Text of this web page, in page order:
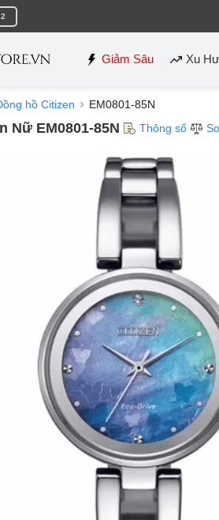
Giảm Sâu Xu
hồ Citizen EM0801-85N
Nữ EM0801-85N Thông số